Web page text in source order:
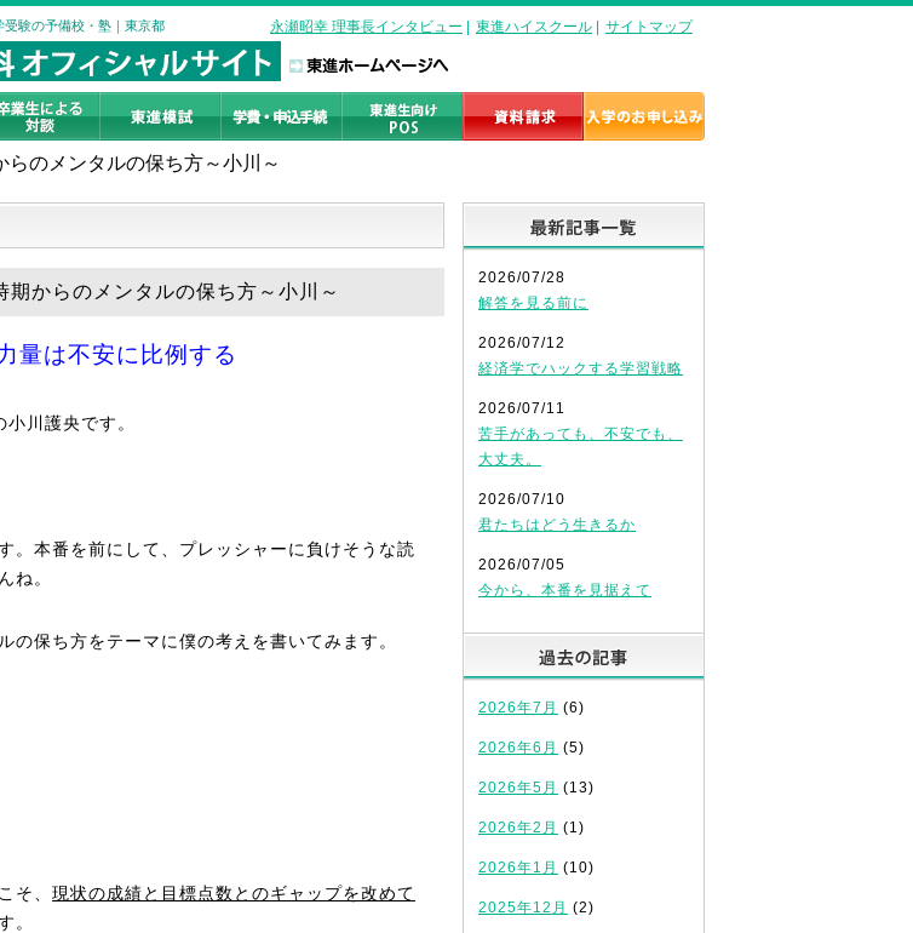
験の予備校・塾｜東京都 永瀬昭幸 理事長インタビュー 東進ハイスクール サイトマップ
らのメンタルの保ち方～小川～
からのメンタルの保ち方～小川～
量は不安に比例する
川護央です。
。本番を前にして、プレッシャーに負けそうな読
ね。
の保ち方をテーマに僕の考えを書いてみます。
そ、 現状の成績と目標点数とのギャップを改めて
。
2026/07/28
解答を見る前に
2026/07/12
経済学でハックする学習戦略
2026/07/11
苦手があっても、不安でも、
大丈夫。
2026/07/10
君たちはどう生きるか
2026/07/05
今から、本番を見据えて
2026年7月 (6)
2026年6月 (5)
2026年5月 (13)
2026年2月 (1)
2026年1月 (10)
2025年12月 (2)